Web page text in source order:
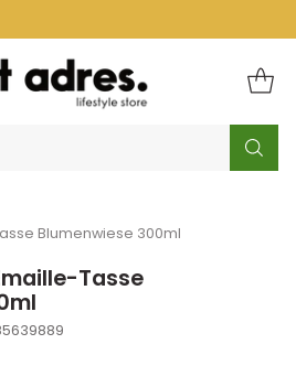
Blumenwiese 300ml
Tasse